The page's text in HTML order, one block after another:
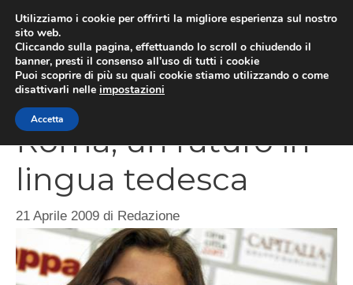
contenuto
Roma, un futuro in
lingua tedesca
21 Aprile 2009 di Redazione
Utilizziamo i cookie per offrirti la migliore esperienza sul nostro
sito web.
Cliccando sulla pagina, effettuando lo scroll o chiudendo il
banner, presti il consenso all’uso di tutti i cookie
Puoi scoprire di più su quali cookie stiamo utilizzando o come
disattivarli nelle impostazioni
Accetta